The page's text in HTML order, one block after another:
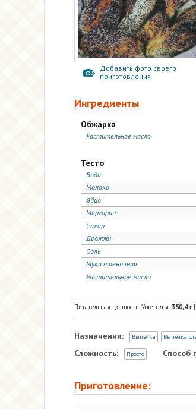
Добавить фото своего
приготовления
Ингредиенты
Обжарка
Растительное масло
Тесто
Вода
Молоко
Яйцо
Маргарин
Сахар
Дрожжи
Соль
Мука пшеничная
Растительное масло
Питательная ценность: Углеводы: 350,4г|
Назначения: Выпечка Выпечка
Сложность: Просто Способ
Приготовление: